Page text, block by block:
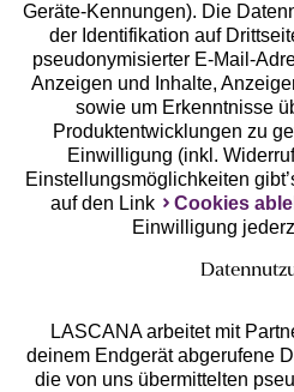
Unsere Apps
Services
Geräte-Kennungen). Die
der Identifikation auf
pseudonymisierter E-Mail-
Anzeigen und Inhalte,
sowie um Erkenntnisse
Produktentwicklungen zu
Einwilligung (inkl.
Einstellungsmöglichkeiten
auf den Link
Cookies
Einwilligung
LASCANA arbeitet mit
deinem Endgerät abgerufene
die von uns übermittelten